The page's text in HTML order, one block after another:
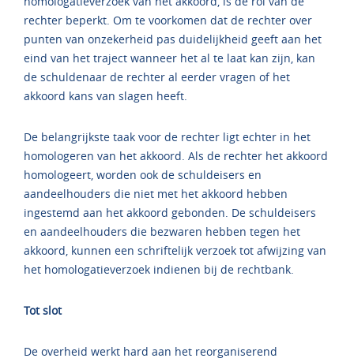
rechter beperkt. Om te voorkomen dat de rechter over
punten van onzekerheid pas duidelijkheid geeft aan het
eind van het traject wanneer het al te laat kan zijn, kan
de schuldenaar de rechter al eerder vragen of het
akkoord kans van slagen heeft.
De belangrijkste taak voor de rechter ligt echter in het
homologeren van het akkoord. Als de rechter het akkoord
homologeert, worden ook de schuldeisers en
aandeelhouders die niet met het akkoord hebben
ingestemd aan het akkoord gebonden. De schuldeisers
en aandeelhouders die bezwaren hebben tegen het
akkoord, kunnen een schriftelijk verzoek tot afwijzing van
het homologatieverzoek indienen bij de rechtbank.
Tot slot
De overheid werkt hard aan het reorganiserend